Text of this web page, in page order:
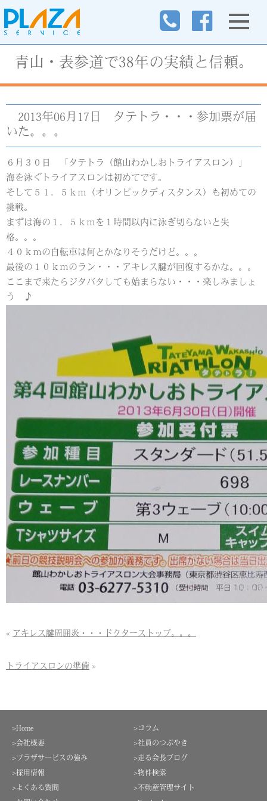
青山・表参道で38年の実績と信頼。
2013年06月17日 タテトラ・・・参加票が届
いた。。。
６月３０日 「タテトラ（館山わかしおトライアスロン）」
海を泳ぐトライアスロンは初めてです。
そして５１．５ｋｍ（オリンピックディスタンス）も初めての
挑戦。
まずは海の１．５ｋｍを１時間以内に泳ぎ切らないと失
格。。。
４０ｋｍの自転車は何とかなりそうだけど。。。
最後の１０ｋｍのラン・・・アキレス腱が回復するかな。。。
ここまで来たらジタバタしても始まらない・・・楽しみましょ
う ♪
« アキレス腱周囲炎・・・ドクターストップ。。。
トライアスロンの準備 »
>コラム
>社員のつぶやき
>走る会長ブログ
>物件検索
>不動産管理サイト
>Home
>会社概要
>プラザサービスの強み
>採用情報
>よくある質問